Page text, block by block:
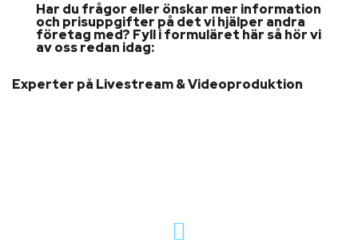
Har du frågor eller önskar mer information
och prisuppgifter på det vi hjälper andra
företag med? Fyll i formuläret här så hör vi
av oss redan idag:
Experter på Livestream & Videoproduktion